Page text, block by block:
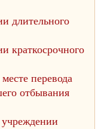
длительного
краткосрочного
перевода
отбывания